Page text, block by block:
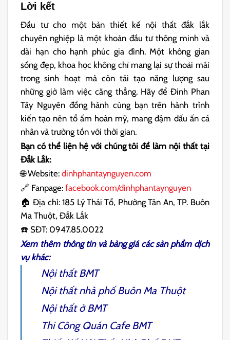
Lời kết
Đầu tư cho một bản thiết kế nội thất đắk lắk
chuyên nghiệp là một khoản đầu tư thông minh và
dài hạn cho hạnh phúc gia đình. Một không gian
sống đẹp, khoa học không chỉ mang lại sự thoải mái
trong sinh hoạt mà còn tái tạo năng lượng sau
những giờ làm việc căng thẳng. Hãy để Đinh Phan
Tây Nguyên đồng hành cùng bạn trên hành trình
kiến tạo nên tổ ấm hoàn mỹ, mang đậm dấu ấn cá
nhân và trường tồn với thời gian.
Bạn có thể liện hệ với chúng tôi để làm nội thất tại
Đắk Lắk:
🌐 Website:dinhphantaynguyen.com
🔗 Fanpage: facebook.com/dinhphantaynguyen
🏠 Địa chỉ: 185 Lý Thái Tổ, Phường Tân An, TP. Buôn
Ma Thuột, Đắk Lắk
☎️ SĐT: 0947.85.0022
Xem thêm thông tin và bảng giá các sản phẩm dịch
vụ khác:
Nội thất BMT
Nội thất nhà phố Buôn Ma Thuột
Nội thất ở BMT
Thi Công Quán Cafe BMT